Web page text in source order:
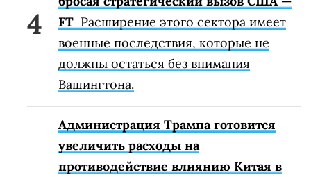
FT Расширение этого сектора имеет
военные последствия, которые не
должны остаться без внимания
Вашингтона.
Администрация Трампа готовится
увеличить расходы на
противодействие влиянию Китая в